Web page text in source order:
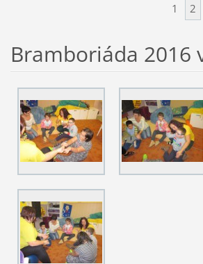
1 2
Bramboriáda 2016